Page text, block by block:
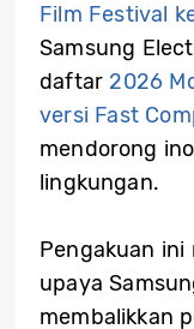
Film Festival
Samsung
daftar 2026
versi Fast
mendorong
lingkungan.
Pengakuan ini
upaya
membalikkan